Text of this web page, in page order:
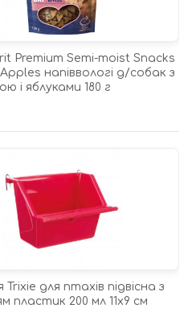
Premium Semi-moist Snacks
напіввологі д/cобак з
і яблуками 180 г
Trixie для птахів підвісна з
пластик 200 мл 11х9 см